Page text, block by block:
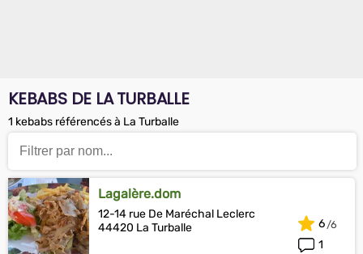
KEBABS DE LA TURBALLE
1 kebabs référencés à La Turballe
Lagalère.dom
12-14 rue De Maréchal Leclerc
44420 La Turballe
1
6